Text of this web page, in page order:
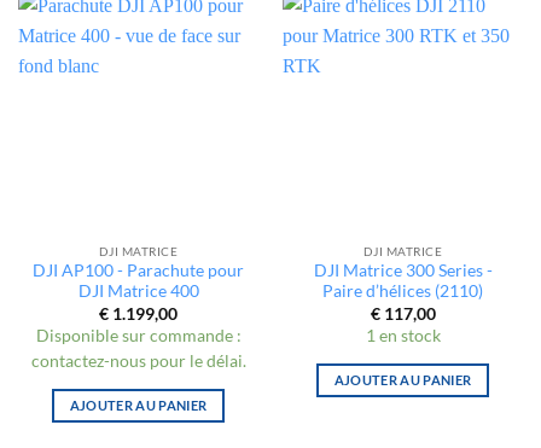
DJI MATRICE
DJI AP100 - Parachute pour
DJI Matrice 400
€ 1.199,00
Disponible sur commande :
contactez-nous pour le délai.
AJOUTER AU PANIER
DJI MATRICE
DJI Matrice 300 Series -
Paire d’hélices (2110)
€117,00
1 en stock
AJOUTER AU PANIER